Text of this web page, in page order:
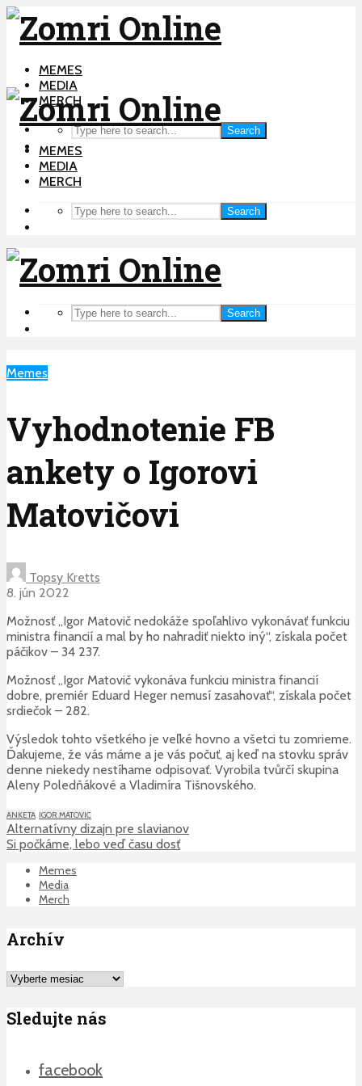
MEMES
MEDIA
MERCH
Search
MEMES
MEDIA
MERCH
Search
Search
Memes
Vyhodnotenie FB
ankety o Igorovi
Matovičovi
Topsy Kretts
8. jún 2022
Možnosť „Igor Matovič nedokáže spoľahlivo vykonávať funkciu
ministra financií a mal by ho nahradiť niekto iný“, získala počet
páčikov – 34 237.
Možnosť „Igor Matovič vykonáva funkciu ministra financií
dobre, premiér Eduard Heger nemusí zasahovať“, získala počet
srdiečok – 282.
Výsledok tohto všetkého je veľké hovno a všetci tu zomrieme.
Ďakujeme, že vás máme a je vás počuť, aj keď na stovku správ
denne niekedy nestíhame odpisovať. Vyrobila tvůrčí skupina
Aleny Poledňákové a Vladimíra Tišnovského.
ANKETA IGOR MATOVIC
Alternatívny dizajn pre slavianov
Si počkáme, lebo veď času dosť
Memes
Media
Merch
Archív
Archív
Sledujte nás
facebook